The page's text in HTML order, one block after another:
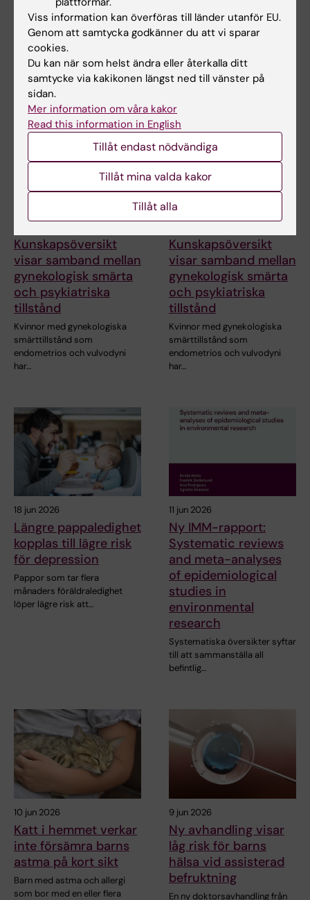
tonåren ökade inte
risken för psykisk
ohälsa
Tiden som tonåringar
spenderar på sociala medier
kunde inte kopplas till…
astma hos spädbarn
efter RSV-infektion
Varje år delar Astma- och
Allergiförbundets
Forskningsfond ut Kerstin…
Kunskapsöversikt
visar samband mellan
gynekologisk smärta
och psykiatriska
tillstånd
Kvinnor med gynekologiska
smärttillstånd som
endometrios och vulvodyni
har…
Kunskapsöversikt
visar samband mellan
gynekologisk smärta
och psykiatriska
tillstånd
Kvinnor med gynekologiska
smärttillstånd som
endometrios och vulvodyni
har…
18 jun 2026
Längre pappaledighet
kopplas till lägre risk
för depression
Pappor som tar flera
månaders föräldraledighet
löper lägre risk att…
11 jun 2026
Ny IMM-rapport:
Systematic reviews
and meta-analyses
of epidemiological
studies in
environmental
research
Systematiska översikter syftar
till att sammanställa all
befintlig…
10 jun 2026
Katt i hemmet verkar
inte försämra barns
astma på kort sikt
Barn med astma och allergi
som bor med en eller flera
9 jun 2026
Ny avhandling visar
låg risk för barns
hälsa vid assisterad
befruktning
En ny doktorsavhandling från
Viss information kan överföras till länder utanför EU.
Genom att samtycka godkänner du att vi sparar
cookies.
Du kan när som helst ändra eller återkalla ditt
samtycke via kakikonen längst ned till vänster på
sidan.
Mer information om våra kakor
Read this information in English
Tillåt endast nödvändiga
Tillåt mina valda kakor
Tillåt alla